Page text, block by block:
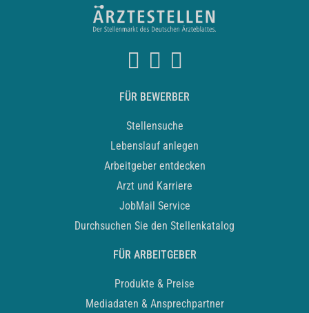
FÜR BEWERBER
Stellensuche
Lebenslauf anlegen
Arbeitgeber entdecken
Arzt und Karriere
JobMail Service
Durchsuchen Sie den Stellenkatalog
FÜR ARBEITGEBER
Produkte & Preise
Mediadaten & Ansprechpartner